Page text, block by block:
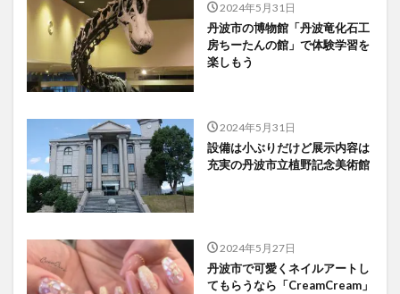
2024年5月31日
丹波市の博物館「丹波竜化石工
房ちーたんの館」で体験学習を
楽しもう
2024年5月31日
設備は小ぶりだけど展示内容は
充実の丹波市立植野記念美術館
2024年5月27日
丹波市で可愛くネイルアートし
てもらうなら「CreamCream」